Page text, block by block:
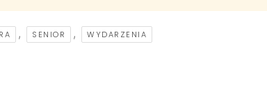
, SENIOR , WYDARZENIA